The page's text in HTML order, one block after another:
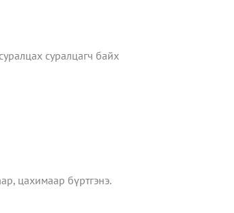
суралцагч байх
цахимаар бүртгэнэ.